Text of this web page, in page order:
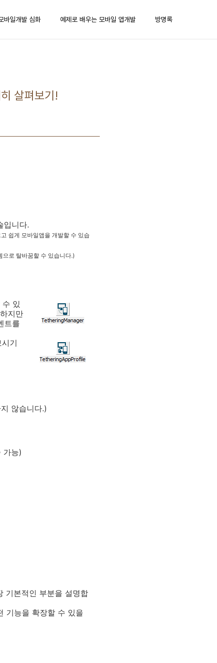
바일개발 심화 예제로 배우는 모바일 앱개발 방명록
살펴보기!
입니다.
쉽게 모바일앱을 개발할 수 있습
로 탈바꿈할 수 있습니다.)
있
지만
트를
기
않습니다.)
가능)
기본적인 부분을 설명합
기능을 확장할 수 있을